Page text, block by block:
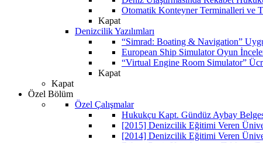
Otomatik Konteyner Terminalleri ve
Kapat
Denizcilik Yazılımları
“Simrad: Boating & Navigation”
European Ship Simulator Oyun
“Virtual Engine Room Simulator”
Kapat
Kapat
Özel Bölüm
Özel Çalışmalar
Hukukçu Kapt. Gündüz Aybay
[2015] Denizcilik Eğitimi Veren
[2014] Denizcilik Eğitimi Veren